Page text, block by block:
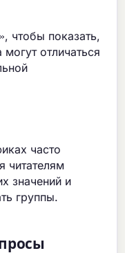
ос
, чтобы показать,
отличаться
часто
читателям
значений и
группы.